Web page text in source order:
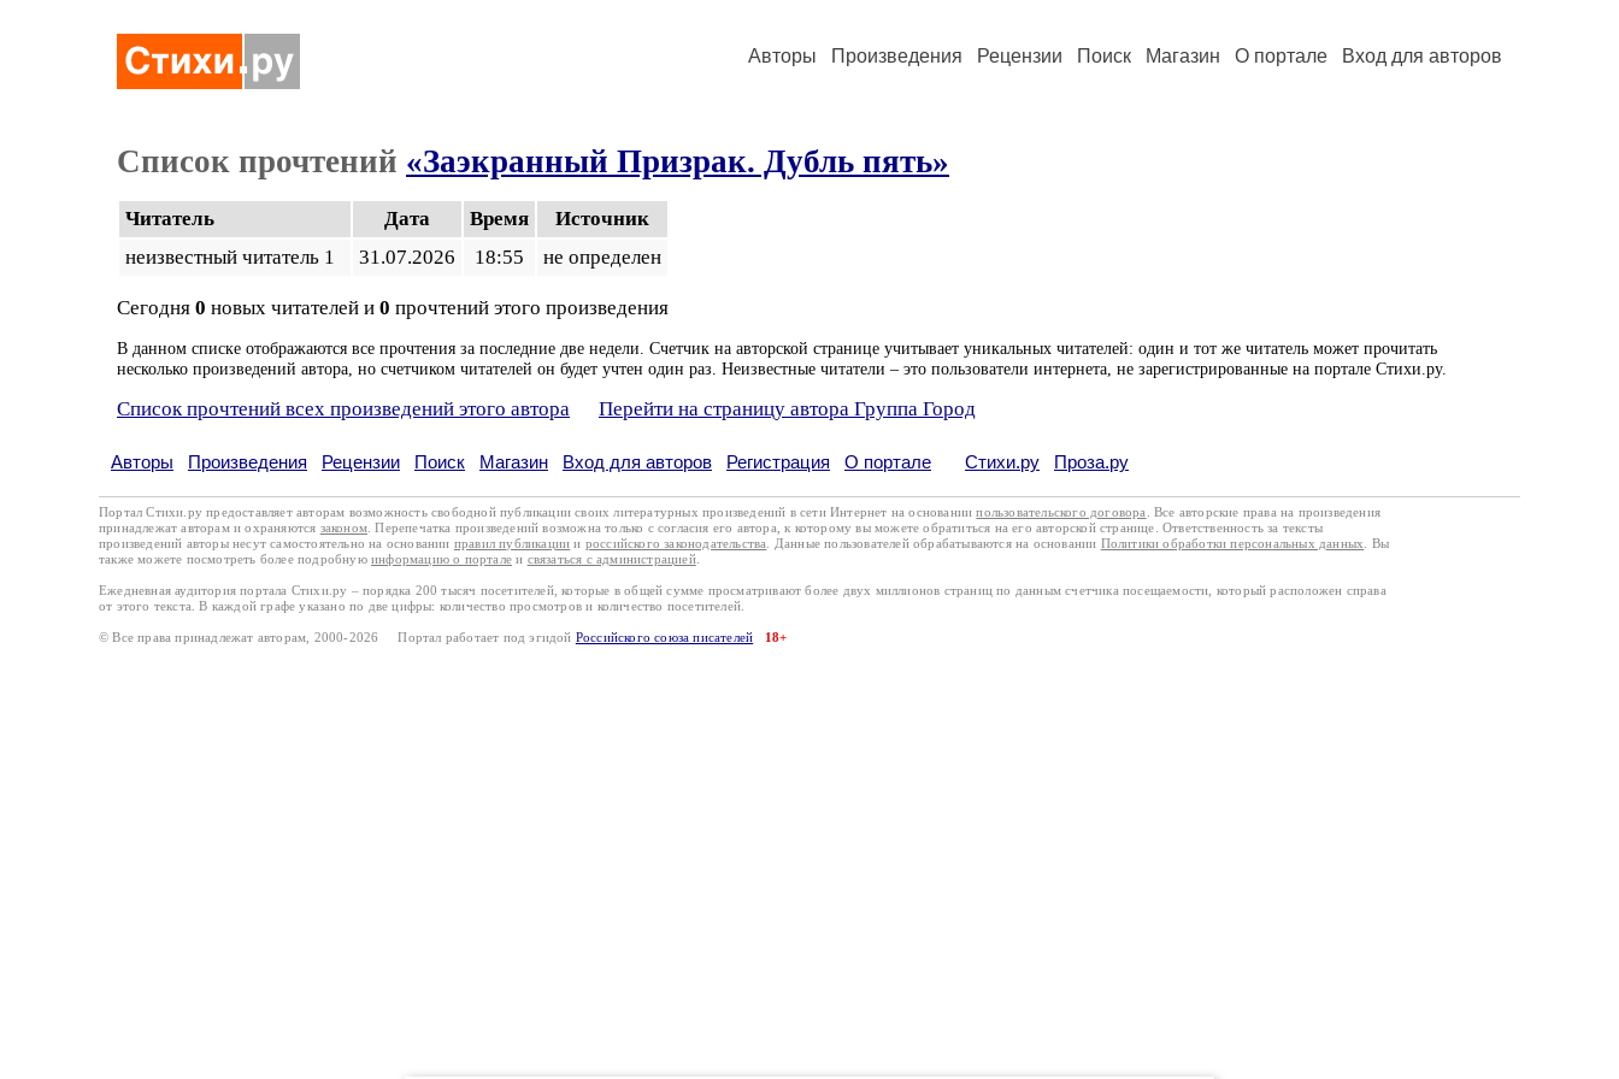
Авторы Произведения Рецензии Поиск Магазин О портале Вход для авторов
Список прочтений «Заэкранный Призрак. Дубль пять»
Читатель Дата Время
Источник
неизвестный читатель 1
31.07.2026 18:55 не определен
Сегодня 0 новых читателей и 0 прочтений этого произведения
В данном списке отображаются все прочтения за последние две недели. Счетчик на авторской странице учитывает уникальных читателей: один и тот же читатель может прочитать
несколько произведений автора, но счетчиком читателей он будет учтен один раз. Неизвестные читатели – это пользователи интернета, не зарегистрированные на портале Стихи.ру.
Список прочтений всех произведений этого автора Перейти на страницу автора Группа Город
Авторы Произведения Рецензии Поиск Магазин Вход для авторов Регистрация О портале Стихи.ру Проза.ру
Портал Стихи.ру предоставляет авторам возможность свободной публикации своих литературных произведений в сети Интернет на основаниипользовательского договора
. Все авторские права на произведения
принадлежат авторам и охраняются законом . Перепечатка произведений возможна только с согласия его автора, к которому вы можете обратиться на его авторской странице. Ответственность за тексты
произведений авторы несут самостоятельно на основании правил публикации и российского законодательства . Данные пользователей обрабатываются на основании Политики обработки персональных данных
. Вы
также можете посмотреть более подробную информацию о портале и связаться с администрацией.
Ежедневная аудитория портала Стихи.ру – порядка 200 тысяч посетителей, которые в общей сумме просматривают более двух миллионов страниц по данным счетчика посещаемости, который расположен справа
от этого текста. В каждой графе указано по две цифры: количество просмотров и количество посетителей.
© Все права принадлежат авторам, 2000-2026 Портал работает под эгидой Российского союза писателей 18+